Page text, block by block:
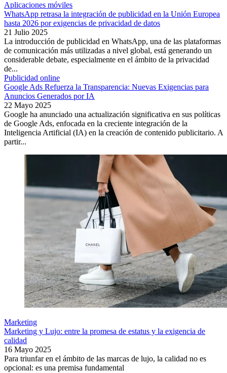
Aplicaciones móviles
WhatsApp retrasa la integración de publicidad en la Unión Europea
hasta 2026 por exigencias de privacidad de datos
21 Julio 2025
La introducción de publicidad en WhatsApp, una de las plataformas
de comunicación más utilizadas a nivel global, está generando un
considerable debate, especialmente en el ámbito de la privacidad
de...
Publicidad online
Google Ads Refuerza la Transparencia: Nuevas Exigencias para
Anuncios Generados por IA
22 Mayo 2025
Google ha anunciado una actualización significativa en sus políticas
de Google Ads, enfocada en la creciente integración de la
Inteligencia Artificial (IA) en la creación de contenido publicitario. A
partir...
Marketing
Marketing y Lujo: entre la promesa de estatus y la exigencia de
calidad
16 Mayo 2025
Para triunfar en el ámbito de las marcas de lujo, la calidad no es
opcional: es una premisa fundamental